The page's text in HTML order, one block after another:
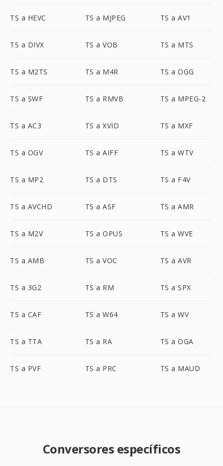
TS a HEVC TS a MJPEG TS a AV1
TS a DIVX TS a VOB TS a MTS
TS a M2TS TS a M4R TS a OGG
TS a SWF TS a RMVB TS a MPEG-2
TS a AC3 TS a XVID TS a MXF
TS a OGV TS a AIFF TS a WTV
TS a MP2 TS a DTS TS a F4V
TS a AVCHD TS a ASF TS a AMR
TS a M2V TS a OPUS TS a WVE
TS a AMB TS a VOC TS a AVR
TS a 3G2 TS a RM TS a SPX
TS a CAF TS a W64 TS a WV
TS a TTA TS a RA TS a OGA
TS a PVF TS a PRC TS a MAUD
Conversores específicos